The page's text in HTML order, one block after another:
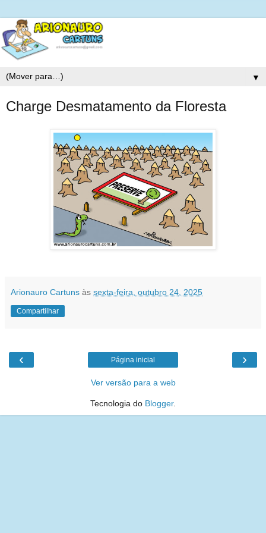
▼
Charge Desmatamento da Floresta
Arionauro Cartuns às sexta-feira, outubro 24, 2025
Compartilhar
‹ ›
Página inicial
Ver versão para a web
Tecnologia do Blogger.